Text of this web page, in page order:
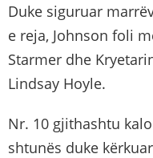
Duke siguruar
e reja, Johnson foli
Starmer dhe
Lindsay Hoyle.
Nr. 10 gjithashtu
shtunës duke